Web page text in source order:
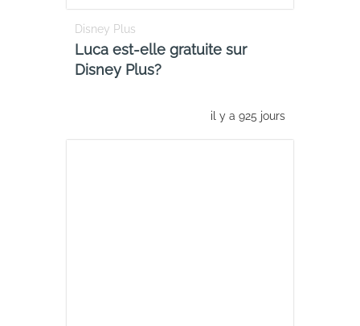
Disney Plus
Luca est-elle gratuite sur
Disney Plus?
il y a 925 jours